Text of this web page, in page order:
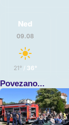
Ned
09.08
21°/ 36°
Povezano...